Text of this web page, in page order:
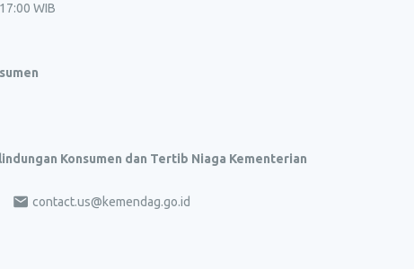
WIB
Konsumen dan Tertib Niaga Kementerian
contact.us@kemendag.go.id